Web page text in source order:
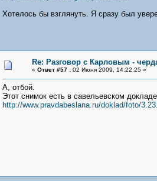
Хотелось бы взглянуть. Я сразу был
Re: Разговор с Карловым -
« Ответ #57 :02 Июня 2009, 14:22:25 »
А, отбой.
Этот снимок есть в савельевском докладе
http://www.pravdabeslana.ru/doklad/foto/